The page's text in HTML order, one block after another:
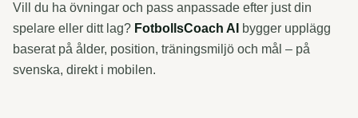
Vill du ha övningar och pass anpassade efter just din
spelare eller ditt lag? FotbollsCoach AI
bygger upplägg
baserat på ålder, position, träningsmiljö och mål – på
svenska, direkt i mobilen.